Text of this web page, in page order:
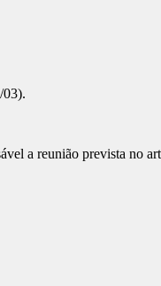
03).
a reunião prevista no